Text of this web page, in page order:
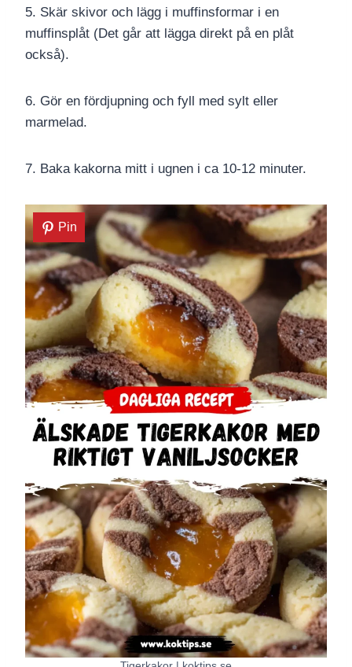
5. Skär skivor och lägg i muffinsformar i en
muffinsplåt (Det går att lägga direkt på en plåt
också).
6. Gör en fördjupning och fyll med sylt eller
marmelad.
7. Baka kakorna mitt i ugnen i ca 10-12 minuter.
Pin